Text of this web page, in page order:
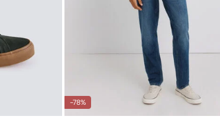
-78%